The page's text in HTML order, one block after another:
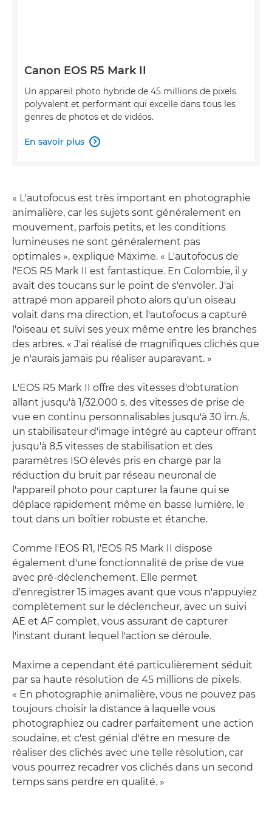
Canon EOS R5 Mark II
Un appareil photo hybride de 45 millions de pixels
polyvalent et performant qui excelle dans tous les
genres de photos et de vidéos.
En savoir plus 
« L'autofocus est très important en photographie
animalière, car les sujets sont généralement en
mouvement, parfois petits, et les conditions
lumineuses ne sont généralement pas
optimales », explique Maxime. « L'autofocus de
l'EOS R5 Mark II est fantastique. En Colombie, il y
avait des toucans sur le point de s'envoler. J'ai
attrapé mon appareil photo alors qu'un oiseau
volait dans ma direction, et l'autofocus a capturé
l'oiseau et suivi ses yeux même entre les branches
des arbres. « J'ai réalisé de magnifiques clichés que
je n'aurais jamais pu réaliser auparavant. »
L'EOS R5 Mark II offre des vitesses d'obturation
allant jusqu'à 1/32.000 s, des vitesses de prise de
vue en continu personnalisables jusqu'à 30 im./s,
un stabilisateur d'image intégré au capteur offrant
jusqu'à 8,5 vitesses de stabilisation et des
paramètres ISO élevés pris en charge par la
réduction du bruit par réseau neuronal de
l'appareil photo pour capturer la faune qui se
déplace rapidement même en basse lumière, le
tout dans un boîtier robuste et étanche.
Comme l'EOS R1, l'EOS R5 Mark II dispose
également d'une fonctionnalité de prise de vue
avec pré-déclenchement. Elle permet
d'enregistrer 15 images avant que vous n'appuyiez
complètement sur le déclencheur, avec un suivi
AE et AF complet, vous assurant de capturer
l'instant durant lequel l'action se déroule.
Maxime a cependant été particulièrement séduit
par sa haute résolution de 45 millions de pixels.
« En photographie animalière, vous ne pouvez pas
toujours choisir la distance à laquelle vous
photographiez ou cadrer parfaitement une action
soudaine, et c'est génial d'être en mesure de
réaliser des clichés avec une telle résolution, car
vous pourrez recadrer vos clichés dans un second
temps sans perdre en qualité. »